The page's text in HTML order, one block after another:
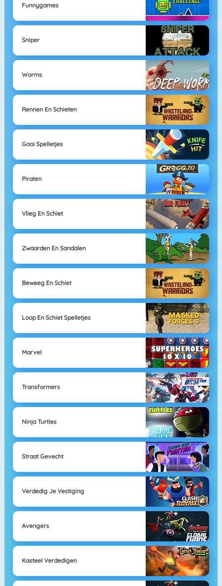
Funnygames
Sniper
Worms
Rennen En Schieten
Gooi Spelletjes
Piraten
Vlieg En Schiet
Zwaarden En Sandalen
Beweeg En Schiet
Loop En Schiet Spelletjes
Marvel
Transformers
Ninja Turtles
Straat Gevecht
Verdedig Je Vestiging
Avengers
Kasteel Verdedigen